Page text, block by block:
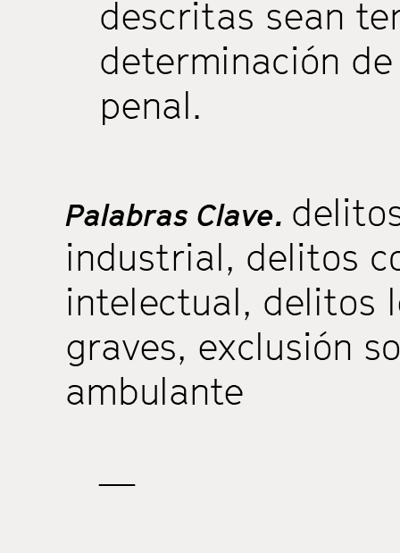
descritas sean
determinación
penal.
Palabras Clave.
industrial, delitos
intelectual, delitos
graves, exclusión
ambulante
—